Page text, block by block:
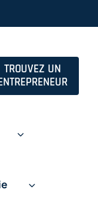
TROUVEZ UN